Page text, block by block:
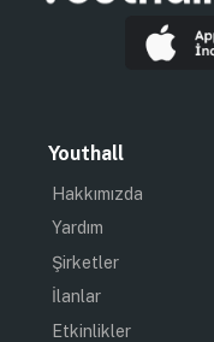
Youthall
Hakkımızda
Yardım
Şirketler
İlanlar
Etkinlikler